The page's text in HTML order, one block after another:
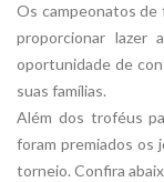
Os campeonatos de
proporcionar lazer
oportunidade de
suas famílias.
Além dos troféus
foram premiados os
torneio. Confira